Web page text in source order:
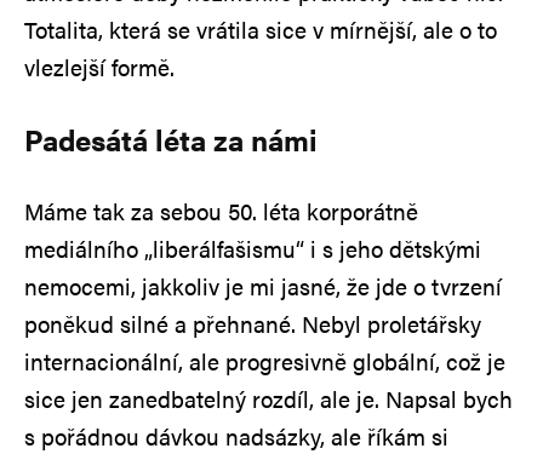
Totalita, která se vrátila sice v mírnější, ale o to
vlezlejší formě.
Padesátá léta za námi
Máme tak za sebou 50. léta korporátně
mediálního „liberálfašismu“ i s jeho dětskými
nemocemi, jakkoliv je mi jasné, že jde o tvrzení
poněkud silné a přehnané. Nebyl proletářsky
internacionální, ale progresivně globální, což je
sice jen zanedbatelný rozdíl, ale je. Napsal bych
s pořádnou dávkou nadsázky, ale říkám si